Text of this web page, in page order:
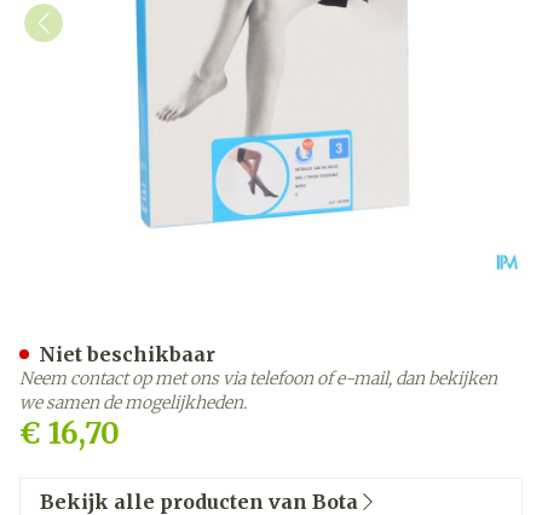
€ 16,70
Niet beschikbaar
Neem contact op met ons via telefoon of e-mail, dan bekijken
we samen de mogelijkheden.
Bekijk alle producten van Bota